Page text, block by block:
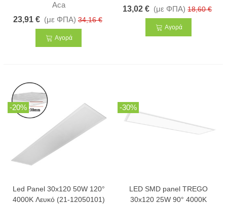
Aca
23,91 € (με ΦΠΑ) 34,16 €
Αγορά
13,02 € (με ΦΠΑ) 18,60 €
Αγορά
-20%
Led Panel 30x120 50W 120°
4000K Λευκό (21-12050101)
-30%
LED SMD panel TREGO
30x120 25W 90° 4000K